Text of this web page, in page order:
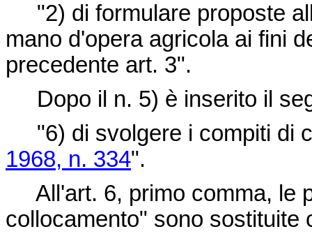
"2) di formulare proposte
mano d'opera agricola ai fini
precedente art. 3".
Dopo il n. 5) è inserito il
"6) di svolgere i compiti di
1968, n. 334".
All'art. 6, primo comma, le
collocamento" sono sostituite